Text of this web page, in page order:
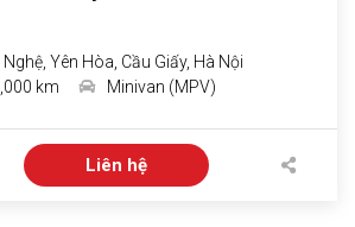
Yên Hòa, Cầu Giấy, Hà Nội
km Minivan (MPV)
Liên hệ